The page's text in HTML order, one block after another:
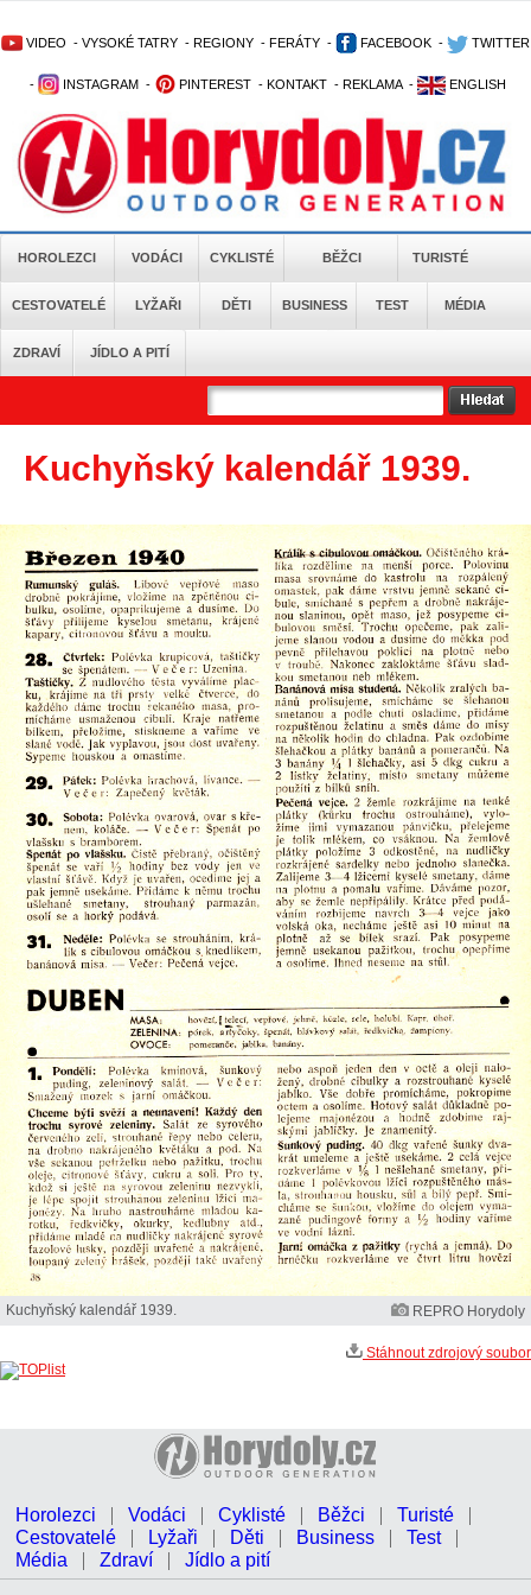
VIDEO - VYSOKÉ TATRY - REGIONY - FERÁTY - FACEBOOK - TWITTER
- INSTAGRAM - PINTEREST - KONTAKT - REKLAMA - ENGLISH
HOROLEZCI VODÁCI CYKLISTÉ BĚŽCI TURISTÉ
CESTOVATELÉ LYŽAŘI DĚTI BUSINESS TEST MÉDIA
ZDRAVÍ JÍDLO A PITÍ
Kuchyňský kalendář 1939.
Kuchyňský kalendář 1939. REPRO Horydoly
Stáhnout zdrojový soubor
Horolezci Vodáci Cyklisté Běžci
Turisté
Cestovatelé
Lyžaři Děti Business
Test
Média
Zdraví Jídlo a pití